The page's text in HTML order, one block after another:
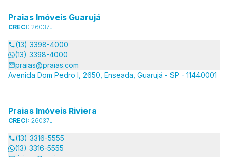
Praias Imóveis Guarujá
CRECI: 26037J
(13) 3398-4000
(13) 3398-4000
praias@praias.com
Avenida Dom Pedro I, 2650, Enseada, Guarujá - SP - 11440001
Praias Imóveis Riviera
CRECI: 26037J
(13) 3316-5555
(13) 3316-5555